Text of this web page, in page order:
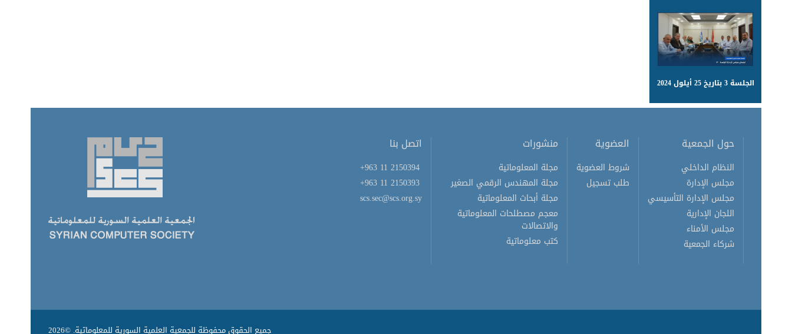
الجلسة 3 بتاريخ 25 أيلول 2024
حول الجمعية
النظام الداخلي
مجلس الإدارة
مجلس الإدارة التأسيسي
اللجان الإدارية
مجلس الأمناء
شركاء الجمعية
العضوية
شروط العضوية
طلب تسجيل
منشورات
مجلة المعلوماتية
مجلة المهندس الرقمي الصغير
مجلة أبحاث المعلوماتية
معجم مصطلحات المعلوماتية
والاتصالات
كتب معلوماتية
اتصل بنا
+963 11 2150394
+963 11 2150393
scs.sec@scs.org.sy
جميع الحقوق محفوظة للجمعية العلمية السورية للمعلوماتية. ©2026